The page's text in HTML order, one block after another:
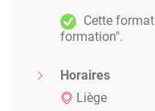
Cette
formation".
Horaires
Liège